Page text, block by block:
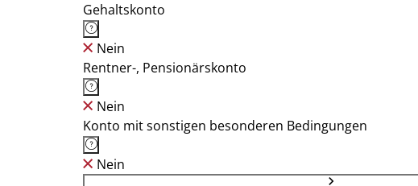
Gehaltskonto
Nein
Rentner-, Pensionärskonto
Nein
Konto mit sonstigen besonderen Bedingungen
Nein